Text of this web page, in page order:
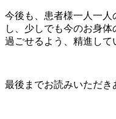
今後も、患者様一人一
し、少しでも今のお身
過ごせるよう、精進して
最後までお読みいただき